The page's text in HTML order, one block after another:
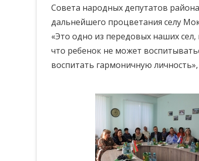
Совета народных депутатов
дальнейшего процветания селу
«Это одно из передовых наших
что ребенок не может
воспитать гармоничную